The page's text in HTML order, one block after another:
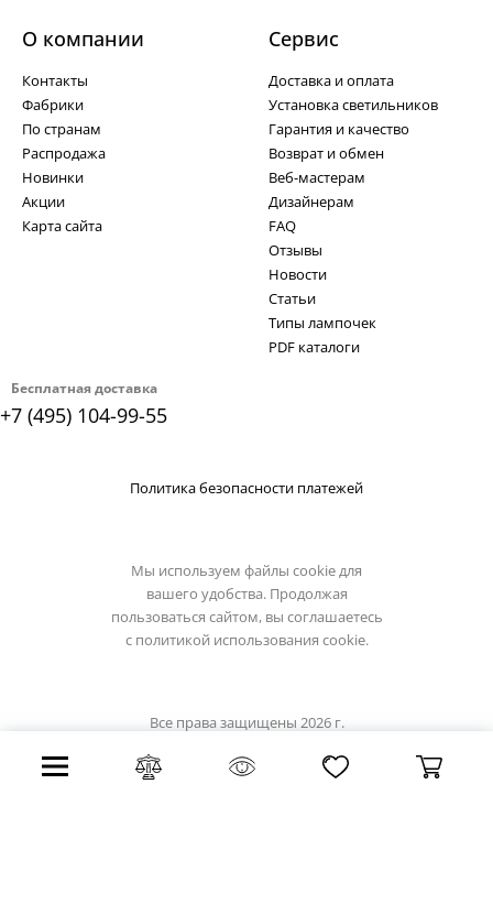
Бесплатная доставка
+7 (495) 104-99-55
О компании
Контакты
Фабрики
По странам
Распродажа
Новинки
Акции
Карта сайта
Cервис
Доставка и оплата
Установка светильников
Гарантия и качество
Возврат и обмен
Веб-мастерам
Дизайнерам
FAQ
Отзывы
Новости
Статьи
Типы лампочек
PDF каталоги
Политика безопасности платежей
Мы используем файлы cookie для
вашего удобства. Продолжая
пользоваться сайтом, вы соглашаетесь
с политикой использования cookie.
Все права защищены 2026 г.